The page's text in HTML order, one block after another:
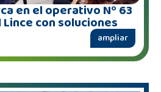
en el operativo Nº 63
con soluciones
ampliar